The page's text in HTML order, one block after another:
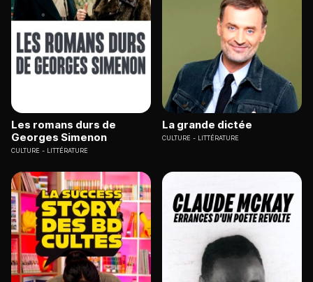
Les romans durs de
Georges Simenon
CULTURE LITTÉRATURE
La grande dictée
CULTURE LITTÉRATURE